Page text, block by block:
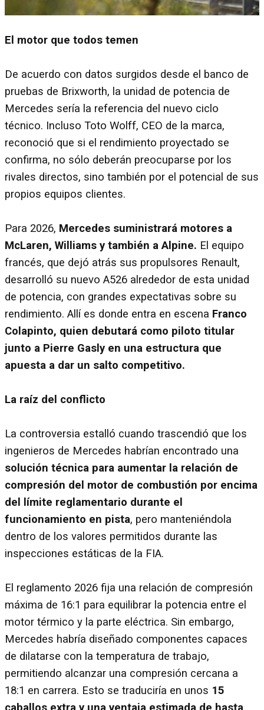
El motor que todos temen
De acuerdo con datos surgidos desde el banco de
pruebas de Brixworth, la unidad de potencia de
Mercedes sería la referencia del nuevo ciclo
técnico. Incluso Toto Wolff, CEO de la marca,
reconoció que si el rendimiento proyectado se
confirma, no sólo deberán preocuparse por los
rivales directos, sino también por el potencial de sus
propios equipos clientes.
Para 2026, Mercedes suministrará motores a
McLaren, Williams y también a Alpine. El equipo
francés, que dejó atrás sus propulsores Renault,
desarrolló su nuevo A526 alrededor de esta unidad
de potencia, con grandes expectativas sobre su
rendimiento. Allí es donde entra en escena Franco
Colapinto, quien debutará como piloto titular
junto a Pierre Gasly en una estructura que
apuesta a dar un salto competitivo.
La raíz del conflicto
La controversia estalló cuando trascendió que los
ingenieros de Mercedes habrían encontrado una
solución técnica para aumentar la relación de
compresión del motor de combustión por encima
del límite reglamentario durante el
funcionamiento en pista, pero manteniéndola
dentro de los valores permitidos durante las
inspecciones estáticas de la FIA.
El reglamento 2026 fija una relación de compresión
máxima de 16:1 para equilibrar la potencia entre el
motor térmico y la parte eléctrica. Sin embargo,
Mercedes habría diseñado componentes capaces
de dilatarse con la temperatura de trabajo,
permitiendo alcanzar una compresión cercana a
18:1 en carrera. Esto se traduciría en unos 15